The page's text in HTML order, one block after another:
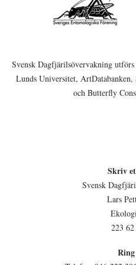
Svensk Dagfjärilsövervakning
Lunds Universitet,
och Butterfly
Skriv
Svensk
Lars
223
Ring